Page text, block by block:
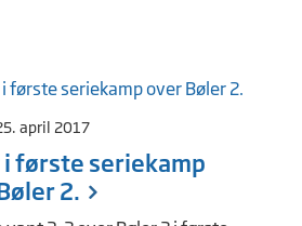
april 2017
i første seriekamp
2.